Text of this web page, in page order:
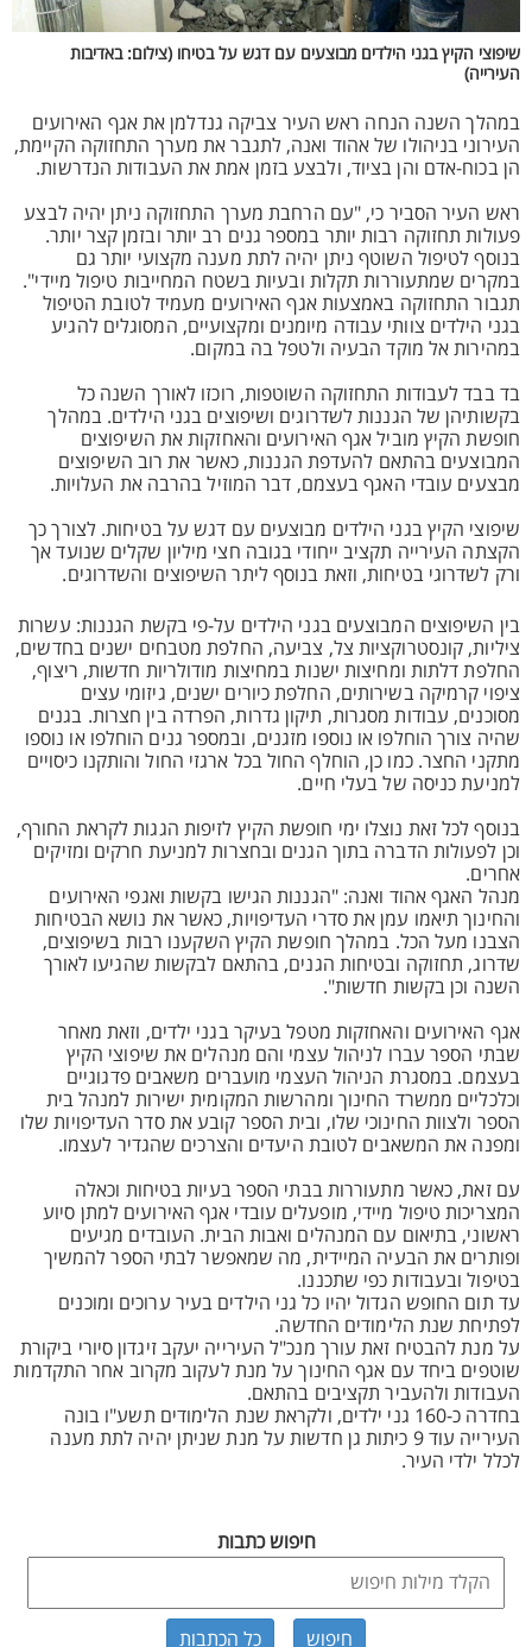
שיפוצי הקיץ בגני הילדים מבוצעים עם דגש על בטיחו (צילום: באדיבות
העירייה)
במהלך השנה הנחה ראש העיר צביקה גנדלמן את אגף האירועים
העירוני בניהולו של אהוד ואנה, לתגבר את מערך התחזוקה הקיימת,
הן בכוח-אדם והן בציוד, ולבצע בזמן אמת את העבודות הנדרשות.
ראש העיר הסביר כי, "עם הרחבת מערך התחזוקה ניתן יהיה לבצע
פעולות תחזוקה רבות יותר במספר גנים רב יותר ובזמן קצר יותר.
בנוסף לטיפול השוטף ניתן יהיה לתת מענה מקצועי יותר גם
במקרים שמתעוררות תקלות ובעיות בשטח המחייבות טיפול מיידי".
תגבור התחזוקה באמצעות אגף האירועים מעמיד לטובת הטיפול
בגני הילדים צוותי עבודה מיומנים ומקצועיים, המסוגלים להגיע
במהירות אל מוקד הבעיה ולטפל בה במקום.
בד בבד לעבודות התחזוקה השוטפות, רוכזו לאורך השנה כל
בקשותיהן של הגננות לשדרוגים ושיפוצים בגני הילדים. במהלך
חופשת הקיץ מוביל אגף האירועים והאחזקות את השיפוצים
המבוצעים בהתאם להעדפת הגננות, כאשר את רוב השיפוצים
מבצעים עובדי האגף בעצמם, דבר המוזיל בהרבה את העלויות.
שיפוצי הקיץ בגני הילדים מבוצעים עם דגש על בטיחות. לצורך כך
הקצתה העירייה תקציב ייחודי בגובה חצי מיליון שקלים שנועד אך
ורק לשדרוגי בטיחות, וזאת בנוסף ליתר השיפוצים והשדרוגים.
בין השיפוצים המבוצעים בגני הילדים על-פי בקשת הגננות: עשרות
ציליות, קונסטרוקציות צל, צביעה, החלפת מטבחים ישנים בחדשים,
החלפת דלתות ומחיצות ישנות במחיצות מודולריות חדשות, ריצוף,
ציפוי קרמיקה בשירותים, החלפת כיורים ישנים, גיזומי עצים
מסוכנים, עבודות מסגרות, תיקון גדרות, הפרדה בין חצרות. בגנים
שהיה צורך הוחלפו או נוספו מזגנים, ובמספר גנים הוחלפו או נוספו
מתקני החצר. כמו כן, הוחלף החול בכל ארגזי החול והותקנו כיסויים
למניעת כניסה של בעלי חיים.
בנוסף לכל זאת נוצלו ימי חופשת הקיץ לזיפות הגגות לקראת החורף,
וכן לפעולות הדברה בתוך הגנים ובחצרות למניעת חרקים ומזיקים
אחרים.
מנהל האגף אהוד ואנה: "הגננות הגישו בקשות ואגפי האירועים
והחינוך תיאמו עמן את סדרי העדיפויות, כאשר את נושא הבטיחות
הצבנו מעל הכל. במהלך חופשת הקיץ השקענו רבות בשיפוצים,
שדרוג, תחזוקה ובטיחות הגנים, בהתאם לבקשות שהגיעו לאורך
השנה וכן בקשות חדשות".
אגף האירועים והאחזקות מטפל בעיקר בגני ילדים, וזאת מאחר
שבתי הספר עברו לניהול עצמי והם מנהלים את שיפוצי הקיץ
בעצמם. במסגרת הניהול העצמי מועברים משאבים פדגוגיים
וכלכליים ממשרד החינוך ומהרשות המקומית ישירות למנהל בית
הספר ולצוות החינוכי שלו, ובית הספר קובע את סדר העדיפויות שלו
ומפנה את המשאבים לטובת היעדים והצרכים שהגדיר לעצמו.
עם זאת, כאשר מתעוררות בבתי הספר בעיות בטיחות וכאלה
המצריכות טיפול מיידי, מופעלים עובדי אגף האירועים למתן סיוע
ראשוני, בתיאום עם המנהלים ואבות הבית. העובדים מגיעים
ופותרים את הבעיה המיידית, מה שמאפשר לבתי הספר להמשיך
בטיפול ובעבודות כפי שתכננו.
עד תום החופש הגדול יהיו כל גני הילדים בעיר ערוכים ומוכנים
לפתיחת שנת הלימודים החדשה.
על מנת להבטיח זאת עורך מנכ"ל העירייה יעקב זיגדון סיורי ביקורת
שוטפים ביחד עם אגף החינוך על מנת לעקוב מקרוב אחר התקדמות
העבודות ולהעביר תקציבים בהתאם.
בחדרה כ-160 גני ילדים, ולקראת שנת הלימודים תשע"ו בונה
העירייה עוד 9 כיתות גן חדשות על מנת שניתן יהיה לתת מענה
לכלל ילדי העיר.
חיפוש כתבות
כל הכתבות